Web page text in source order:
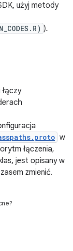
użyj metody
).
w
łączenia,
jest opisany w
zmienić.